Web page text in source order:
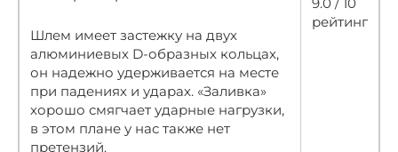
Шлем имеет застежку на двух
алюминиевых D-образных кольцах,
он надежно удерживается на месте
при падениях и ударах. «Заливка»
хорошо смягчает ударные нагрузки,
в этом плане у нас также нет
претензий.
рейтинг